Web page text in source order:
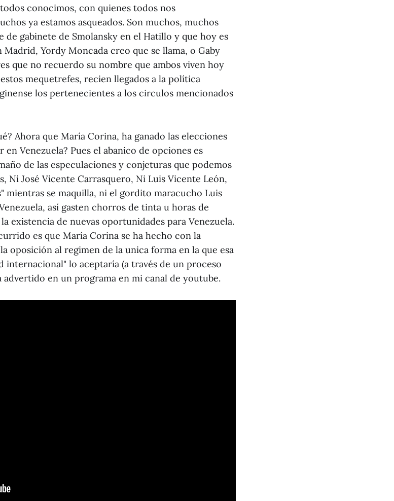
conocimos, con quienes todos nos
ya estamos asqueados. Son muchos, muchos
de gabinete de Smolansky en el Hatillo y que hoy es
Yordy Moncada creo que se llama, o Gaby
que no recuerdo su nombre que ambos viven hoy
mequetrefes, recien llegados a la política
los pertenecientes a los circulos mencionados
Ahora que María Corina, ha ganado las elecciones
en Venezuela? Pues el abanico de opciones es
de las especulaciones y conjeturas que podemos
Ni José Vicente Carrasquero, Ni Luis Vicente León,
mientras se maquilla, ni el gordito maracucho Luis
así gasten chorros de tinta u horas de
existencia de nuevas oportunidades para Venezuela.
es que María Corina se ha hecho con la
oposición al regimen de la unica forma en la que esa
internacional" lo aceptaría (a través de un proceso
en un programa en mi canal de youtube.